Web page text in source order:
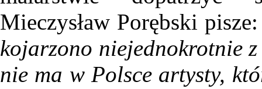
Mieczysław Porębski
kojarzono niejednokrotnie z
nie ma w Polsce artysty,